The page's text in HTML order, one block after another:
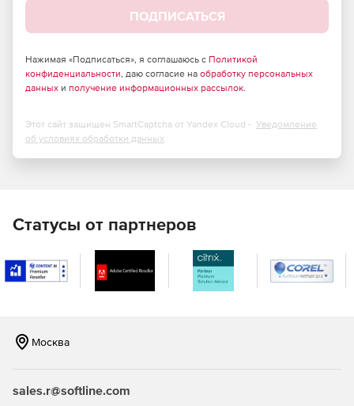
Правила безопасности при работе на передаточных
ПОДПИСАТЬСЯ
Нажимая «Подписаться», я соглашаюсь с Политикой
конфиденциальности, даю согласие на обработку персональных
данных и получение информационных рассылок.
Этот сайт защищен SmartCaptcha от Yandex Cloud - Уведомление
об условиях обработки данных
Статусы от партнеров
Москва
sales.r@softline.com